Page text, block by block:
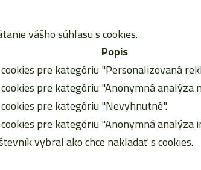
vášho súhlasu s cookies.
Popis
pre kategóriu "Personalizovaná
pre kategóriu "Anonymná analýza
pre kategóriu "Nevyhnutné".
pre kategóriu "Anonymná analýza
vybral ako chce nakladať s cookies.